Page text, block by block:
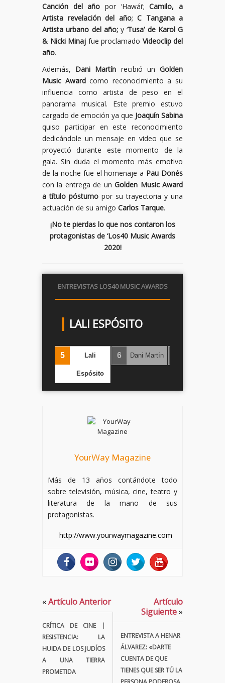
Canción del año por ‘Hawái’;Camilo, a
Artista revelación del año; C Tangana a
Artista urbano del año;y ‘Tusa’ de Karol G
& Nicki Minaj fue proclamado Videoclip del
año.
Además, Dani Martín recibió unGolden
Music Awardcomo reconocimiento a su
influencia como artista de peso en el
panorama musical. Este premio estuvo
cargado de emoción ya que Joaquín Sabina
quiso participar en este reconocimiento
dedicándole un mensaje en video que se
proyectó durante este momento de la
gala. Sin duda el momento más emotivo
de la noche fue el homenaje a Pau Donés
con la entrega de unGolden Music Award
a título póstumo por su trayectoria y una
actuación de su amigo Carlos Tarque.
¡No te pierdas lo que nos contaron los
protagonistas de ‘Los40 Music Awards
2020!
ENTREVISTAS LOS40 MUSIC AWARDS
LALI ESPÓSITO
5 Lali
Espósito
6 Dani Martín
YourWay Magazine
Más de 13 años contándote todo
sobre televisión, música, cine, teatro y
literatura de la mano de sus
protagonistas.
http://www.yourwaymagazine.com
«Artículo Anterior
CRÍTICA DE CINE |
RESISTENCIA: LA
HUIDA DE LOS JUDÍOS
A UNA TIERRA
PROMETIDA
Artículo
Siguiente»
ENTREVISTA A HENAR
ÁLVAREZ: «DARTE
CUENTA DE QUE
TIENES QUE SER TÚ LA